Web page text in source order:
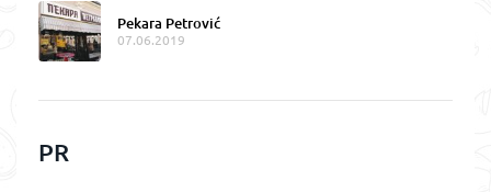
Pekara Petrović
07.06.2019
PR